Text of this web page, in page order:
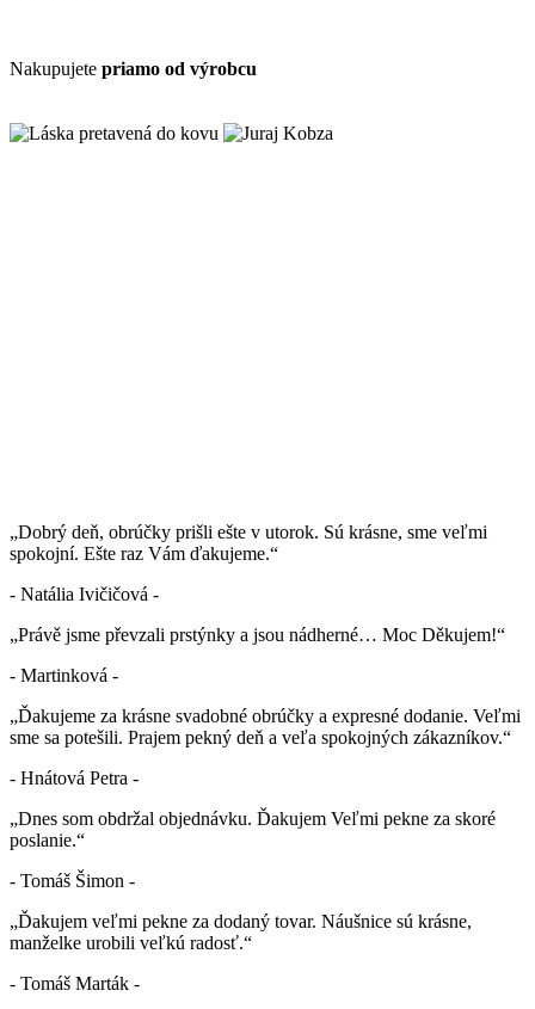
Nakupujete priamo od výrobcu
„Dobrý deň, obrúčky prišli ešte v utorok. Sú krásne, sme veľmi
spokojní. Ešte raz Vám ďakujeme.“
- Natália Ivičičová -
„Právě jsme převzali prstýnky a jsou nádherné… Moc Děkujem!“
- Martinková -
„Ďakujeme za krásne svadobné obrúčky a expresné dodanie. Veľmi
sme sa potešili. Prajem pekný deň a veľa spokojných zákazníkov.“
- Hnátová Petra -
„Dnes som obdržal objednávku. Ďakujem Veľmi pekne za skoré
poslanie.“
- Tomáš Šimon -
„Ďakujem veľmi pekne za dodaný tovar. Náušnice sú krásne,
manželke urobili veľkú radosť.“
- Tomáš Marták -